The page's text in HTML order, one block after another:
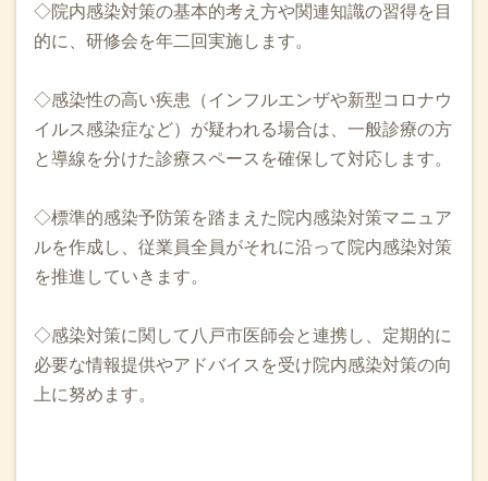
◇院内感染対策の基本的考え方や関連知識の習得を目
的に、研修会を年二回実施します。
◇感染性の高い疾患（インフルエンザや新型コロナウ
イルス感染症など）が疑われる場合は、一般診療の方
と導線を分けた診療スペースを確保して対応します。
◇標準的感染予防策を踏まえた院内感染対策マニュア
ルを作成し、従業員全員がそれに沿って院内感染対策
を推進していきます。
◇感染対策に関して八戸市医師会と連携し、定期的に
必要な情報提供やアドバイスを受け院内感染対策の向
上に努めます。